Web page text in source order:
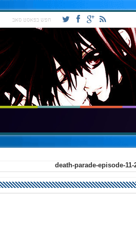
death-parade-episode-11-